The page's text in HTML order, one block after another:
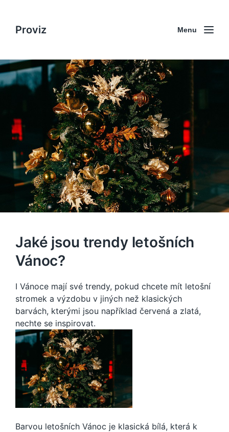
Proviz Menu
Jaké jsou trendy letošních
Vánoc?
I Vánoce mají své trendy, pokud chcete mít letošní
stromek a výzdobu v jiných než klasických
barvách, kterými jsou například červená a zlatá,
nechte se inspirovat.
Barvou letošních Vánoc je klasická bílá, která k